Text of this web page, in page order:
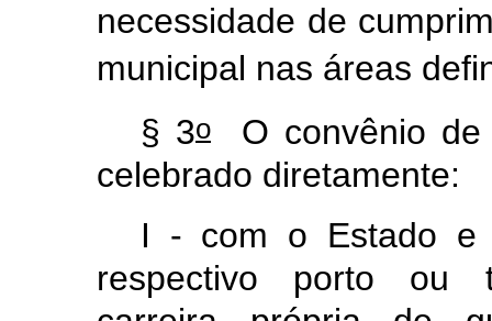
necessidade de
municipal nas áreas
§ 3o O convênio
celebrado diretamente:
I - com o Estado e
respectivo porto ou